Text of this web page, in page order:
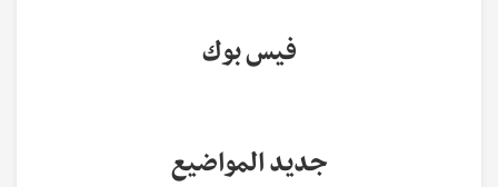
فيس بوك
جديد المواضيع